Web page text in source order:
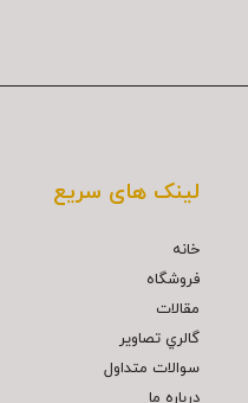
لینک های سریع
خانه
فروشگاه
مقالات
گالري تصاوير
سوالات متداول
درباره ما